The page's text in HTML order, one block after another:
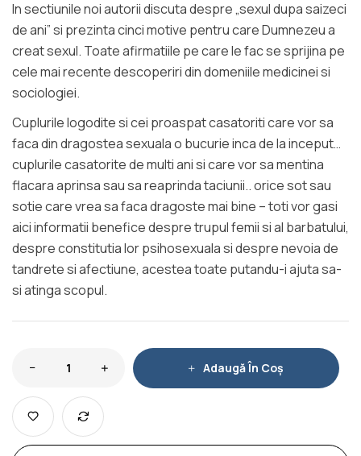
In sectiunile noi autorii discuta despre „sexul dupa saizeci
de ani” si prezinta cinci motive pentru care Dumnezeu a
creat sexul. Toate afirmatiile pe care le fac se sprijina pe
cele mai recente descoperiri din domeniile medicinei si
sociologiei.
Cuplurile logodite si cei proaspat casatoriti care vor sa
faca din dragostea sexuala o bucurie inca de la inceput…
cuplurile casatorite de multi ani si care vor sa mentina
flacara aprinsa sau sa reaprinda taciunii.. orice sot sau
sotie care vrea sa faca dragoste mai bine – toti vor gasi
aici informatii benefice despre trupul femii si al barbatului,
despre constitutia lor psihosexuala si despre nevoia de
tandrete si afectiune, acestea toate putandu-i ajuta sa-
si atinga scopul.
Adaugă În Coș